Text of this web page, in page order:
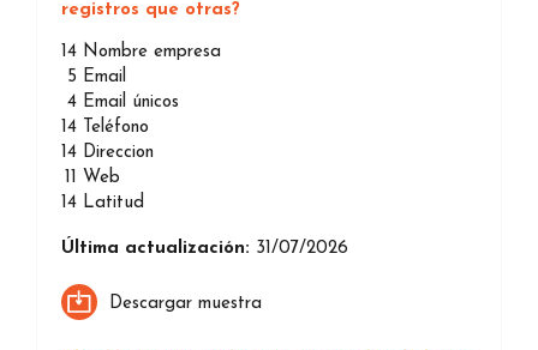
registros que otras?
14 Nombre empresa
5 Email
4 Email únicos
14 Teléfono
14 Direccion
11 Web
14 Latitud
Última actualización: 31/07/2026
Descargar muestra